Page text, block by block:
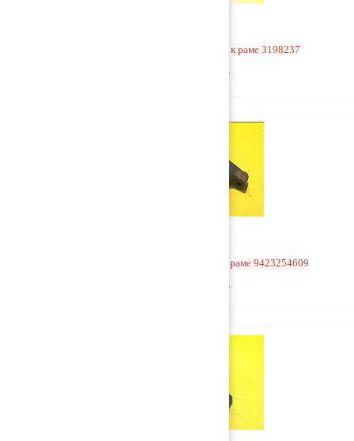
Кронштейн V-образной тяги к раме 3198237
9 000 руб
Кронштейн V-образной тяги к раме 9423254609
3 500 руб